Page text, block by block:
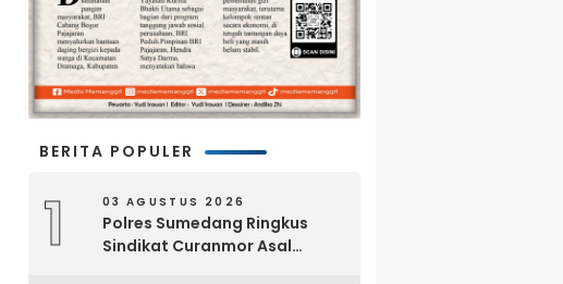
BERITA POPULER
1 03 AGUSTUS 2026
Polres Sumedang Ringkus
Sindikat Curanmor Asal